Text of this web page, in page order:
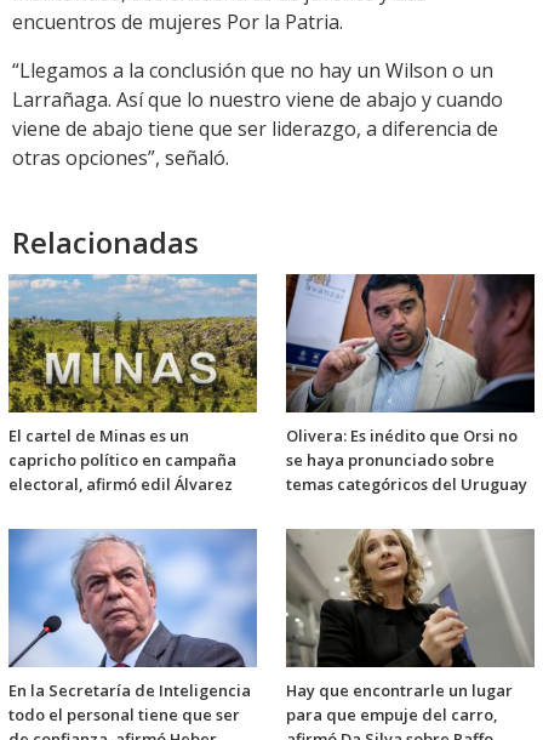
encuentros de mujeres Por la Patria.
“Llegamos a la conclusión que no hay un Wilson o un
Larrañaga. Así que lo nuestro viene de abajo y cuando
viene de abajo tiene que ser liderazgo, a diferencia de
otras opciones”, señaló.
Relacionadas
El cartel de Minas es un
capricho político en campaña
electoral, afirmó edil Álvarez
Olivera: Es inédito que Orsi no
se haya pronunciado sobre
temas categóricos del Uruguay
En la Secretaría de Inteligencia
todo el personal tiene que ser
Hay que encontrarle un lugar
para que empuje del carro,